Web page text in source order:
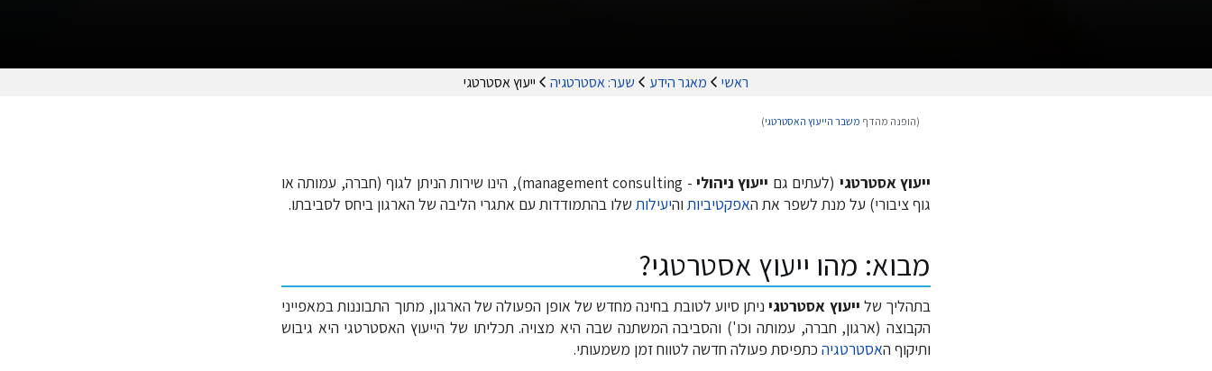
ראשי מאגר הידע שער: אסטרטגיה ייעוץ אסטרטגי
(הופנה מהדף משבר הייעוץ האסטרטגי)
ייעוץ אסטרטגי (לעתים גם ייעוץ ניהולי
- management consulting), הינו שירות הניתן לגוף (חברה, עמותה או
גוף ציבורי) על מנת לשפר את האפקטיביות והיעילות שלו בהתמודדות עם אתגרי הליבה של הארגון ביחס לסביבתו.
מבוא: מהו ייעוץ אסטרטגי?
בתהליך של ייעוץ אסטרטגיניתן סיוע לטובת בחינה מחדש של אופן הפעולה של הארגון, מתוך התבוננות במאפייני
הקבוצה (ארגון, חברה, עמותה וכו') והסביבה המשתנה שבה היא מצויה. תכליתו של הייעוץ האסטרטגי היא גיבוש
ותיקוף האסטרטגיה כתפיסת פעולה חדשה לטווח זמן משמעותי.